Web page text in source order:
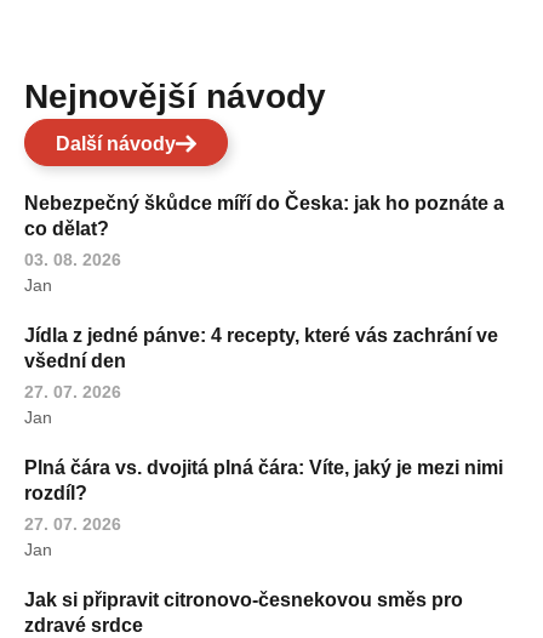
Nejnovější návody
Další návody
Nebezpečný škůdce míří do Česka: jak ho poznáte a
co dělat?
03. 08. 2026
Jan
Jídla z jedné pánve: 4 recepty, které vás zachrání ve
všední den
27. 07. 2026
Jan
Plná čára vs. dvojitá plná čára: Víte, jaký je mezi nimi
rozdíl?
27. 07. 2026
Jan
Jak si připravit citronovo-česnekovou směs pro
zdravé srdce